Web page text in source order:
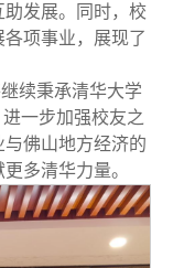
发展。同时，校
项事业，展现了
续秉承清华大学
一步加强校友之
佛山地方经济的
多清华力量。